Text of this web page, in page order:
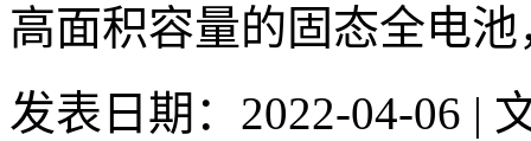
高面积容量的固态全电
发表日期：2022-04-06 |